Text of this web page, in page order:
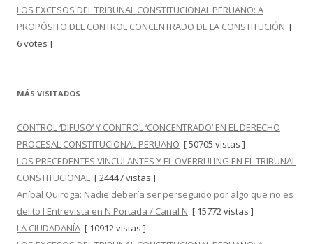
LOS EXCESOS DEL TRIBUNAL CONSTITUCIONAL PERUANO: A
PROPÓSITO DEL CONTROL CONCENTRADO DE LA CONSTITUCIÓN [
6 votes ]
MÁS VISITADOS
CONTROL ‘DIFUSO’ Y CONTROL ‘CONCENTRADO’ EN EL DERECHO
PROCESAL CONSTITUCIONAL PERUANO [ 50705 vistas ]
LOS PRECEDENTES VINCULANTES Y EL OVERRULING EN EL TRIBUNAL
CONSTITUCIONAL [ 24447 vistas ]
Aníbal Quiroga: Nadie debería ser perseguido por algo que no es
delito I Entrevista en N Portada / Canal N [ 15772 vistas ]
LA CIUDADANÍA [ 10912 vistas ]